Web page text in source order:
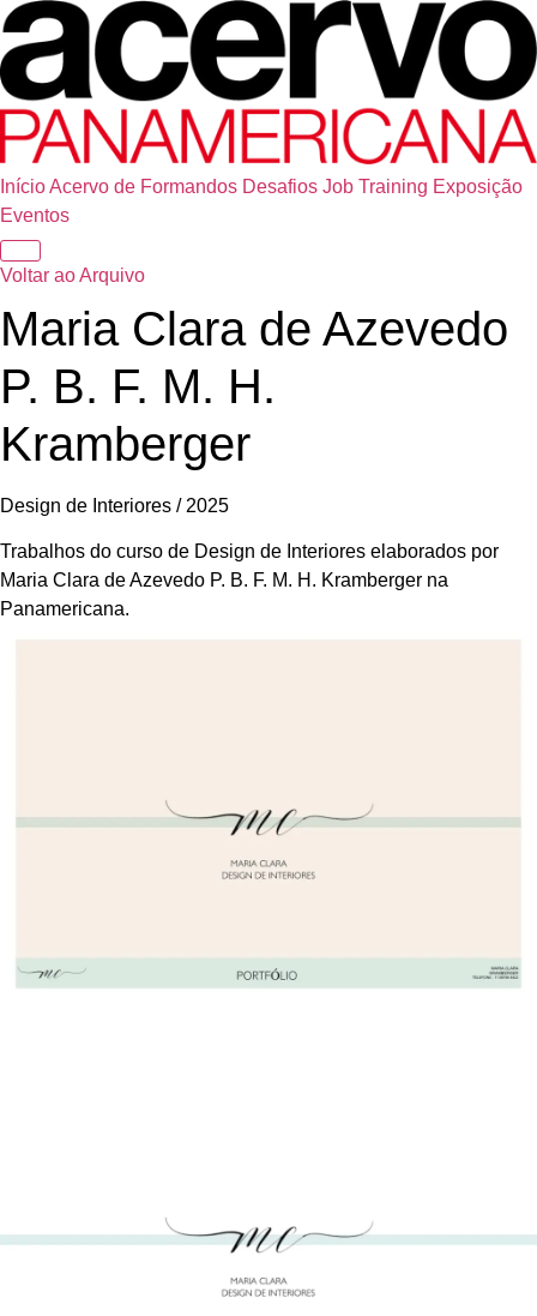
InícioAcervo de Formandos Desafios Job Training Exposição
Eventos
Voltar ao Arquivo
Maria Clara de Azevedo
P. B. F. M. H.
Kramberger
Design de Interiores / 2025
Trabalhos do curso de Design de Interiores elaborados por
Maria Clara de Azevedo P. B. F. M. H. Kramberger na
Panamericana.